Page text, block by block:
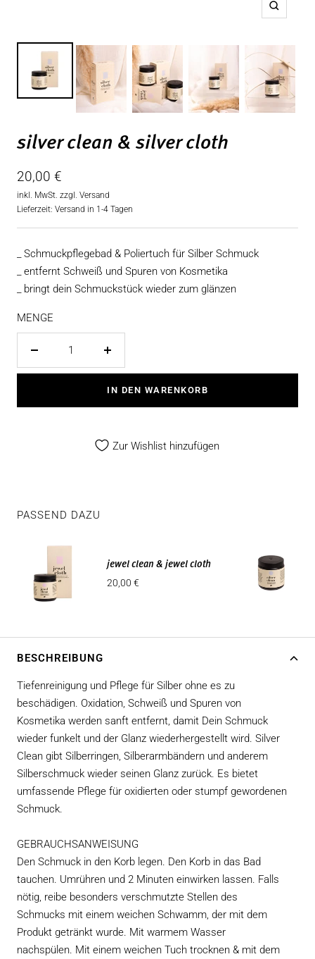
Zoom
silver clean & silver cloth
Angebotspreis
20,00 €
inkl. MwSt. zzgl. Versand
Lieferzeit: Versand in 1-4 Tagen
_ Schmuckpflegebad & Poliertuch für Silber Schmuck
_ entfernt Schweiß und Spuren von Kosmetika
_ bringt dein Schmuckstück wieder zum glänzen
MENGE
verringern
Menge
erhöhen
IN DEN WARENKORB
Zur Wishlist hinzufügen
BESCHREIBUNG
Tiefenreinigung und Pflege für Silber ohne es zu
beschädigen. Oxidation, Schweiß und Spuren von
Kosmetika werden sanft entfernt, damit Dein Schmuck
wieder funkelt und der Glanz wiederhergestellt wird. Silver
Clean gibt Silberringen, Silberarmbändern und anderem
Silberschmuck wieder seinen Glanz zurück. Es bietet
umfassende Pflege für oxidierten oder stumpf gewordenen
Schmuck.
GEBRAUCHSANWEISUNG
Den Schmuck in den Korb legen. Den Korb in das Bad
tauchen. Umrühren und 2 Minuten einwirken lassen. Falls
nötig, reibe besonders verschmutzte Stellen des
Schmucks mit einem weichen Schwamm, der mit dem
Produkt getränkt wurde. Mit warmem Wasser
nachspülen. Mit einem weichen Tuch trocknen & mit dem
PASSEND DAZU
jewel clean & jewel cloth
Angebotspreis
20,00 €